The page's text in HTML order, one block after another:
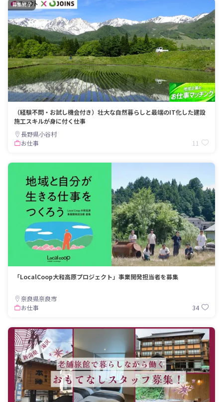
募集終了
（経験不問・お試し機会付き）壮大な自然暮らしと最端のIT化した建設
施工スキルが身に付く仕事
長野県小谷村
お仕事
11
「LocalCoop大和高原プロジェクト」事業開発担当者を募集
奈良県奈良市
お仕事
34